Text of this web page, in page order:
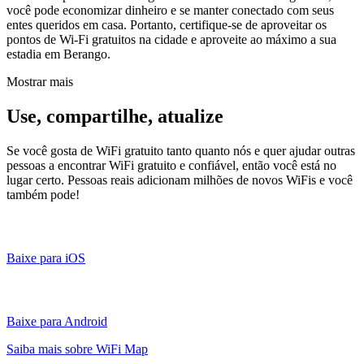
você pode economizar dinheiro e se manter conectado com seus
entes queridos em casa. Portanto, certifique-se de aproveitar os
pontos de Wi-Fi gratuitos na cidade e aproveite ao máximo a sua
estadia em Berango.
Mostrar mais
Use, compartilhe, atualize
Se você gosta de WiFi gratuito tanto quanto nós e quer ajudar outras
pessoas a encontrar WiFi gratuito e confiável, então você está no
lugar certo. Pessoas reais adicionam milhões de novos WiFis e você
também pode!
Baixe para iOS
Baixe para Android
Saiba mais sobre WiFi Map